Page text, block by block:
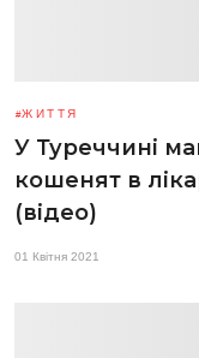
ЖИТТЯ
У Туреччині
кошенят в
(відео)
01 Квітня 2021